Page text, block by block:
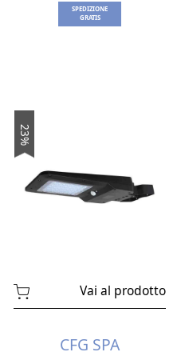
SPEDIZIONE
GRATIS
23%
Vai al prodotto
CFG SPA